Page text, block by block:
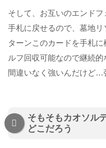
そして、お互いのエンド
手札に戻せるので、墓地
ターンこのカードを手札
ルフ回収可能なので継続
間違いなく強いんだけど
そもそもカオソル
どこだろう